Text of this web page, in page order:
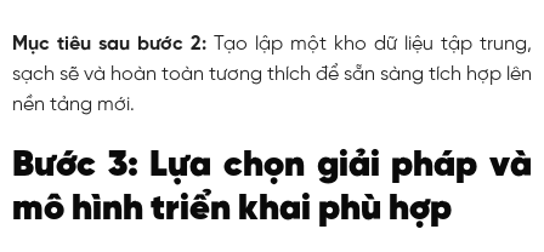
Mục tiêu sau bước 2:Tạo lập một kho dữ liệu tập trung,
sạch sẽ và hoàn toàn tương thích để sẵn sàng tích hợp lên
nền tảng mới.
Bước 3: Lựa chọn giải pháp và
mô hình triển khai phù hợp